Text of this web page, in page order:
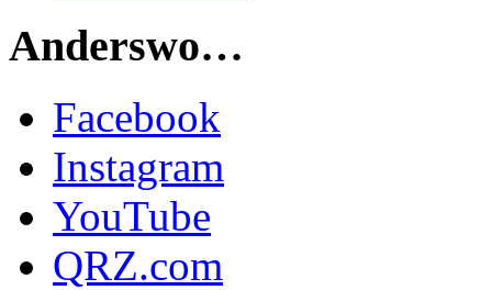
Anderswo…
Facebook
Instagram
YouTube
QRZ.com